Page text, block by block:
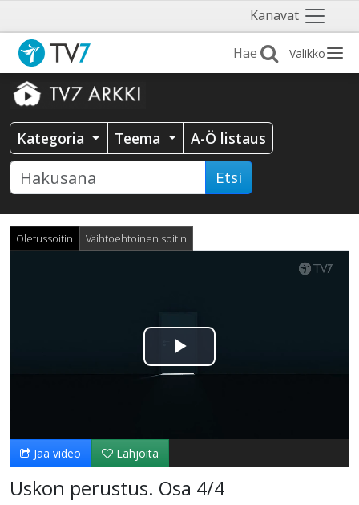
Kanavat Näytä
valikko
Valikko
Kategoria Teema A-Ö listaus
Etsi
Oletussoitin Vaihtoehtoinen soitin
Toista
Jaa video Lahjoita
Uskon perustus. Osa 4/4